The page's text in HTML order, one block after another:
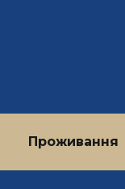
Проживання